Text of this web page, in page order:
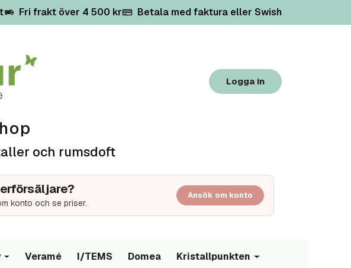
Fri frakt över 4 500 kr Betala med faktura eller Swish
Logga in
och rumsdoft
konto och se priser.
Ansök om konto
Veramé I/TEMS Domea
Kristallpunkten